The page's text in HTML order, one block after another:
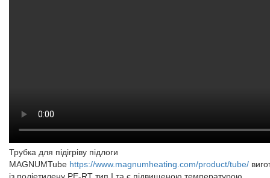
Трубка для підігріву підлоги
MAGNUMTube https://www.magnumheating.com/product/tube/